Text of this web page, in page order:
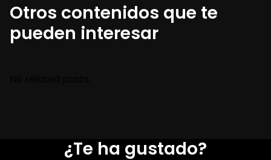
Otros contenidos que te
pueden interesar
¿Te ha gustado?